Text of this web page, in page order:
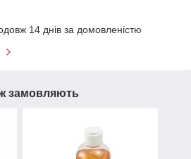
14 днів за домовленістю
замовляють